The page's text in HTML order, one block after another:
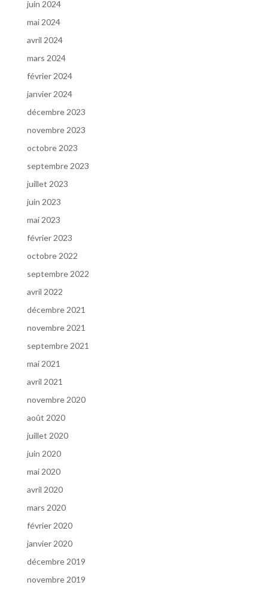
juin 2024
mai 2024
avril 2024
mars 2024
février 2024
janvier 2024
décembre 2023
novembre 2023
octobre 2023
septembre 2023
juillet 2023
juin 2023
mai 2023
février 2023
octobre 2022
septembre 2022
avril 2022
décembre 2021
novembre 2021
septembre 2021
mai 2021
avril 2021
novembre 2020
août 2020
juillet 2020
juin 2020
mai 2020
avril 2020
mars 2020
février 2020
janvier 2020
décembre 2019
novembre 2019